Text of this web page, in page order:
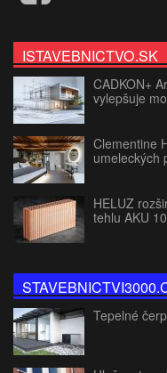
ISTAVEBNICTVO.SK
CADKON+
vylepšuje
Clementine
umeleckých
HELUZ
tehlu AKU
Tepelné